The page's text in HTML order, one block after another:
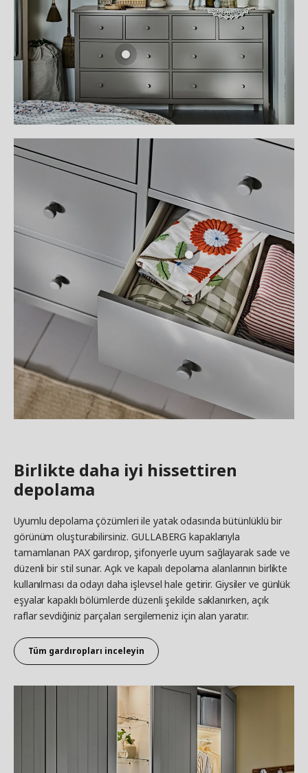
Birlikte daha iyi hissettiren
depolama
Uyumlu depolama çözümleri ile yatak odasında bütünlüklü bir
görünüm oluşturabilirsiniz. GULLABERG kapaklarıyla
tamamlanan PAX gardırop, şifonyerle uyum sağlayarak sade ve
düzenli bir stil sunar. Açık ve kapalı depolama alanlarının birlikte
kullanılması da odayı daha işlevsel hale getirir. Giysiler ve günlük
eşyalar kapaklı bölümlerde düzenli şekilde saklanırken, açık
raflar sevdiğiniz parçaları sergilemeniz için alan yaratır.
Tüm gardıropları inceleyin